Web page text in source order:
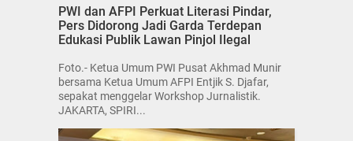
PWI dan AFPI Perkuat Literasi Pindar,
Pers Didorong Jadi Garda Terdepan
Edukasi Publik Lawan Pinjol Ilegal
Foto.- Ketua Umum PWI Pusat Akhmad Munir
bersama Ketua Umum AFPI Entjik S. Djafar,
sepakat menggelar Workshop Jurnalistik.
JAKARTA, SPIRI...